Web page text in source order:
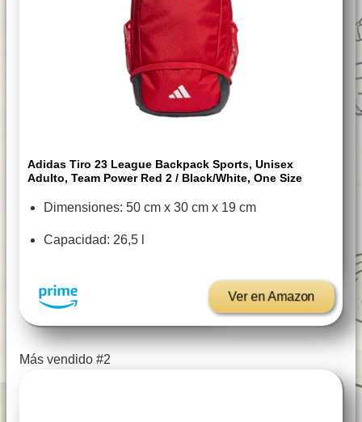
Adidas Tiro 23 League Backpack Sports, Unisex
Adulto, Team Power Red 2 / Black/White, One Size
Dimensiones: 50 cm x 30 cm x 19 cm
Capacidad: 26,5 l
Ver en Amazon
Más vendido #2